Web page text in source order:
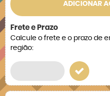
ADICIONAR
Frete e Prazo
Calcule o frete e o prazo de
região: